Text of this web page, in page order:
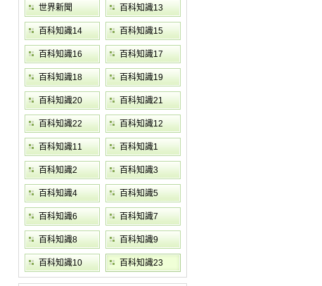
世界新聞 百科知識13
百科知識14 百科知識15
百科知識16 百科知識17
百科知識18 百科知識19
百科知識20 百科知識21
百科知識22 百科知識12
百科知識11 百科知識1
百科知識2 百科知識3
百科知識4 百科知識5
百科知識6 百科知識7
百科知識8 百科知識9
百科知識10 百科知識23